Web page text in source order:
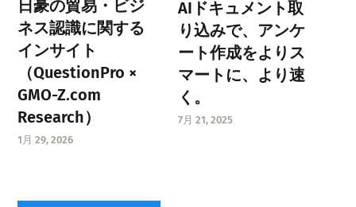
日豪の貿易・ビジ
ネス認識に関する
インサイト
（QuestionPro ×
GMO-Z.com
Research）
1月 29, 2026
AIドキュメント取
り込みで、アンケ
ート作成をよりス
マートに、より速
く。
7月 21, 2025